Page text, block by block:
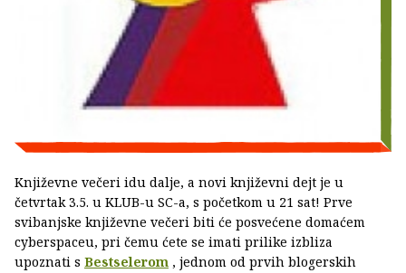
Književne večeri idu dalje, a novi književni dejt je u
četvrtak 3.5. u KLUB-u SC-a, s početkom u 21 sat! Prve
svibanjske književne večeri biti će posvećene domaćem
cyberspaceu, pri čemu ćete se imati prilike izbliza
upoznati s Bestselerom , jednom od prvih blogerskih